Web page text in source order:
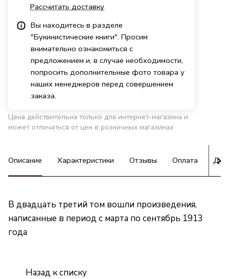
Рассчитать доставку
Вы находитесь в разделе
"Букинистические книги". Просим
внимательно ознакомиться с
предложением и, в случае необходимости,
попросить дополнительные фото товара у
наших менеджеров перед совершением
заказа.
Цена действительна только для интернет-магазина и
может отличаться от цен в розничных магазинах
Описание Характеристики Отзывы Оплата
В двадцать третий том вошли произведения,
написанные в период с марта по сентябрь 1913
года
Назад к списку